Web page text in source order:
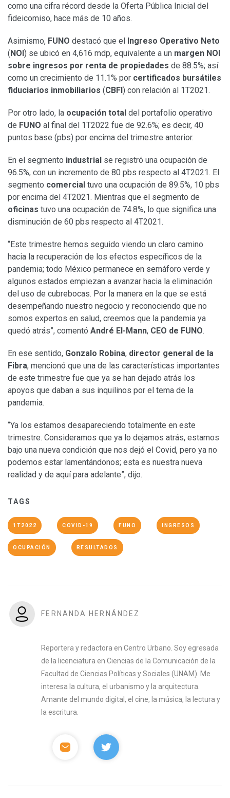
como una cifra récord desde la Oferta Pública Inicial del
fideicomiso, hace más de 10 años.
Asimismo, FUNO destacó que el Ingreso Operativo Neto
(NOI) se ubicó en 4,616 mdp, equivalente a un margen NOI
sobre ingresos por renta de propiedades de 88.5%; así
como un crecimiento de 11.1% por certificados bursátiles
fiduciarios inmobiliarios (CBFI) con relación al 1T2021.
Por otro lado, la ocupación total del portafolio operativo
de FUNO al final del 1T2022 fue de 92.6%; es decir, 40
puntos base (pbs) por encima del trimestre anterior.
En el segmento industrial se registró una ocupación de
96.5%, con un incremento de 80 pbs respecto al 4T2021. El
segmento comercial tuvo una ocupación de 89.5%, 10 pbs
por encima del 4T2021. Mientras que el segmento de
oficinas tuvo una ocupación de 74.8%, lo que significa una
disminución de 60 pbs respecto al 4T2021.
“Este trimestre hemos seguido viendo un claro camino
hacia la recuperación de los efectos específicos de la
pandemia; todo México permanece en semáforo verde y
algunos estados empiezan a avanzar hacia la eliminación
del uso de cubrebocas. Por la manera en la que se está
desempeñando nuestro negocio y reconociendo que no
somos expertos en salud, creemos que la pandemia ya
quedó atrás”, comentó André El-Mann, CEO de FUNO.
En ese sentido, Gonzalo Robina, director general de la
Fibra, mencionó que una de las características importantes
de este trimestre fue que ya se han dejado atrás los
apoyos que daban a sus inquilinos por el tema de la
pandemia.
“Ya los estamos desapareciendo totalmente en este
trimestre. Consideramos que ya lo dejamos atrás, estamos
bajo una nueva condición que nos dejó el Covid, pero ya no
podemos estar lamentándonos; esta es nuestra nueva
realidad y de aquí para adelante”, dijo.
TAGS
1T2022 COVID-19 FUNO INGRESOS
OCUPACIÓN RESULTADOS
FERNANDA HERNÁNDEZ
Reportera y redactora en Centro Urbano. Soy egresada
de la licenciatura en Ciencias de la Comunicación de la
Facultad de Ciencias Políticas y Sociales (UNAM). Me
interesa la cultura, el urbanismo y la arquitectura.
Amante del mundo digital, el cine, la música, la lectura y
la escritura.